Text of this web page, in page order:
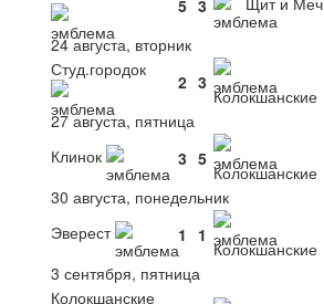
5 3
24 августа, вторник
Студ.городок
2 3
Колокшанские
27 августа, пятница
Клинок
3 5
Колокшанские
30 августа, понедельник
Эверест
1 1
Колокшанские
3 сентября, пятница
Колокшанские